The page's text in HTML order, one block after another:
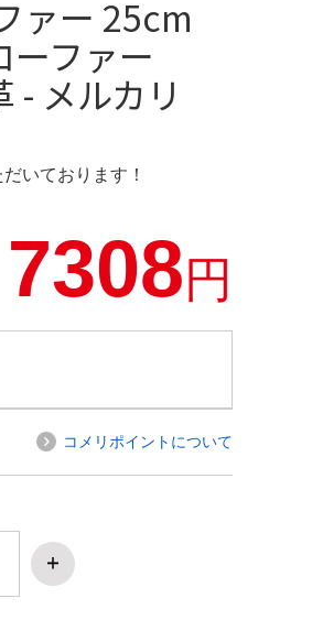
ァー 25cm
ーファー
- メルカリ
いております！
7308円
コメリポイントについて